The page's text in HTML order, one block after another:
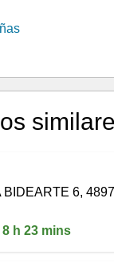
BIDEARTE 6,
h 23 mins